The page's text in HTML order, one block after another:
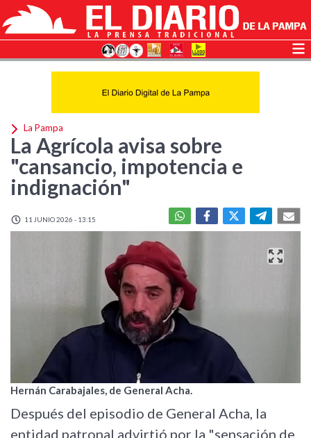
La Pampa
La Agrícola avisa sobre
"cansancio, impotencia e
indignación"
11 JUNIO 2026 - 13:15
Hernán Carabajales, de General Acha.
Después del episodio de General Acha, la
entidad patronal advirtió por la "sensación de